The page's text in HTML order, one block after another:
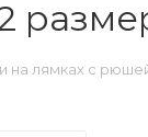
на лямках с